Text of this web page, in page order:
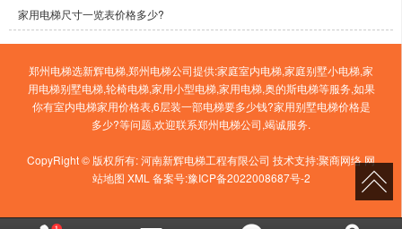
家用电梯尺寸一览表价格多少?
郑州电梯选新辉电梯,郑州电梯公司提供:家庭室内电梯,家庭别墅小电梯,家
用电梯别墅电梯,轮椅电梯,家用小型电梯,家用电梯,奥的斯电梯等服务,如果
你有室内电梯家用价格表,6层装一部电梯要多少钱?家用别墅电梯价格是
多少?等问题,欢迎联系郑州电梯公司,竭诚服务.
CopyRight © 版权所有:河南新辉电梯工程有限公司 技术支持:聚商网络网
站地图 XML 备案号:豫ICP备2022008687号-2